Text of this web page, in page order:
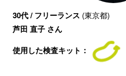
30代 / フリーランス (東京都)
芦田 直子 さん
使用した検査キット：